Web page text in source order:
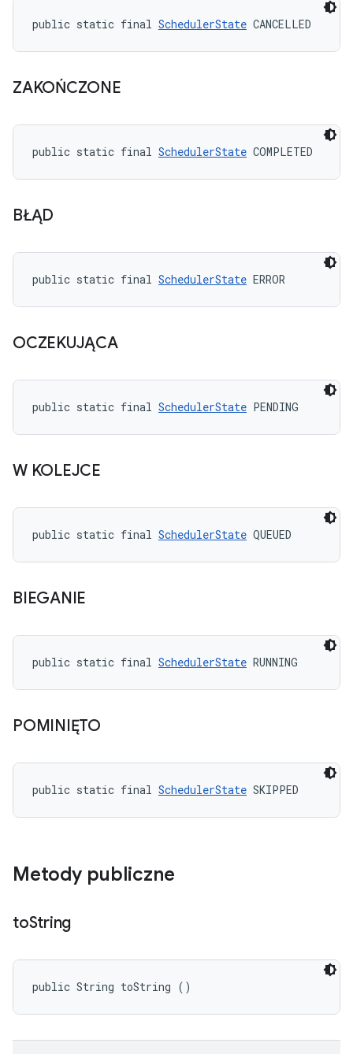
public static final SchedulerState CANCELLED
ZAKOŃCZONE
public static final SchedulerState COMPLETED
BŁĄD
public static final SchedulerState ERROR
OCZEKUJĄCA
public static final SchedulerState PENDING
W KOLEJCE
public static final SchedulerState QUEUED
BIEGANIE
public static final SchedulerState RUNNING
POMINIĘTO
public static final SchedulerState SKIPPED
Metody publiczne
toString
public String toString ()